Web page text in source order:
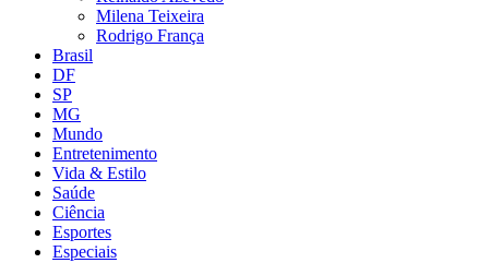
Milena Teixeira
Rodrigo França
Brasil
DF
SP
MG
Mundo
Entretenimento
Vida & Estilo
Saúde
Ciência
Esportes
Especiais